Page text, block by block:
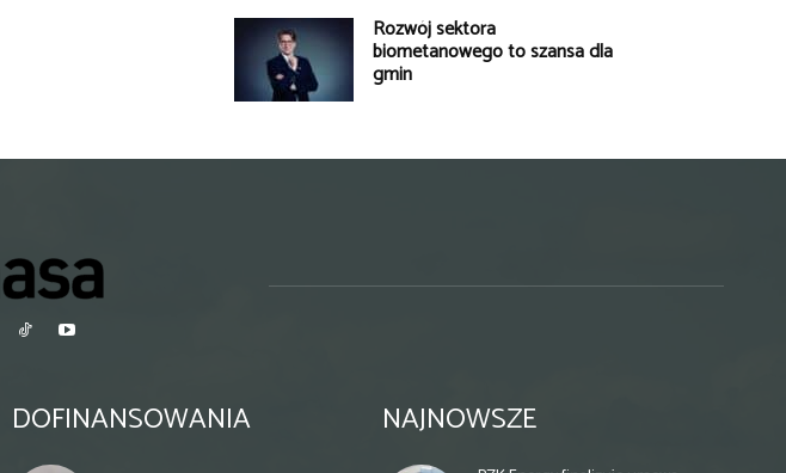
Rozwój sektora
biometanowego to szansa dla
gmin
DOFINANSOWANIA NAJNOWSZE